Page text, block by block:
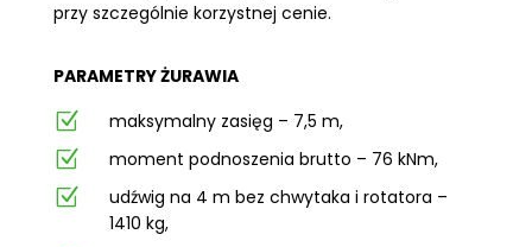
przy szczególnie korzystnej cenie.
PARAMETRY ŻURAWIA
Z maksymalny zasięg – 7,5 m,
Z moment podnoszenia brutto – 76 kNm,
Z
udźwig na 4 m bez chwytaka i rotatora –
1410 kg,